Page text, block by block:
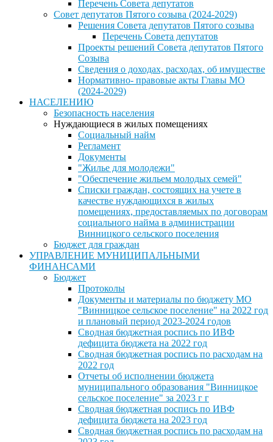
Перечень Совета депутатов
Совет депутатов Пятого созыва (2024-2029)
Решения Совета депутатов Пятого созыва
Перечень Совета депутатов
Проекты решений Совета депутатов Пятого
Созыва
Сведения о доходах, расходах, об имуществе
Нормативно- правовые акты Главы МО
(2024-2029)
НАСЕЛЕНИЮ
Безопасность населения
Нуждающиеся в жилых помещениях
Социальный найм
Регламент
Документы
"Жилье для молодежи"
"Обеспечение жильем молодых семей"
Списки граждан, состоящих на учете в
качестве нуждающихся в жилых
помещениях, предоставляемых по договорам
социального найма в администрации
Винницкого сельского поселения
Бюджет для граждан
УПРАВЛЕНИЕ МУНИЦИПАЛЬНЫМИ
ФИНАНСАМИ
Бюджет
Протоколы
Документы и материалы по бюджету МО
"Винницкое сельское поселение" на 2022 год
и плановый период 2023-2024 годов
Сводная бюджетная роспись по ИВФ
дефицита бюджета на 2022 год
Сводная бюджетная роспись по расходам на
2022 год
Отчеты об исполнении бюджета
муниципального образования "Винницкое
сельское поселение" за 2023 г г
Сводная бюджетная роспись по ИВФ
дефицита бюджета на 2023 год
Сводная бюджетная роспись по расходам на